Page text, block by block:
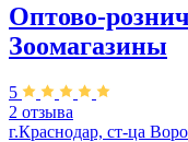
Оптово-
Зоомагазины
5
2 отзыва
г.Краснодар, ст-ца